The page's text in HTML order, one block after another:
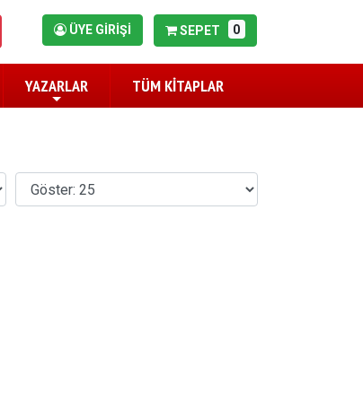
ÜYE GİRİŞİ SEPET 0
YAZARLAR TÜM KİTAPLAR